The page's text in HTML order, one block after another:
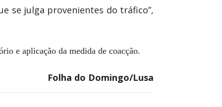
se julga provenientes do tráfico”,
e aplicação da medida de coacção.
Folha do Domingo/Lusa